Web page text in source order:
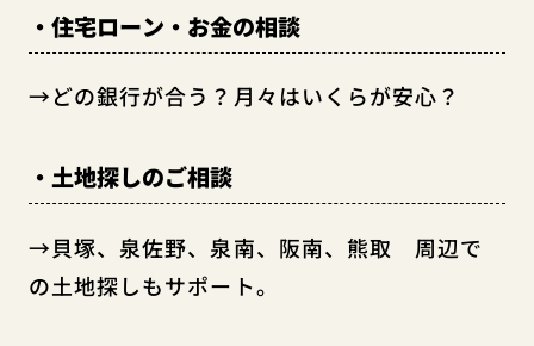
・住宅ローン・お金の相談
→どの銀行が合う？月々はいくらが安心？
・土地探しのご相談
→貝塚、泉佐野、泉南、阪南、熊取 周辺で
の土地探しもサポート。